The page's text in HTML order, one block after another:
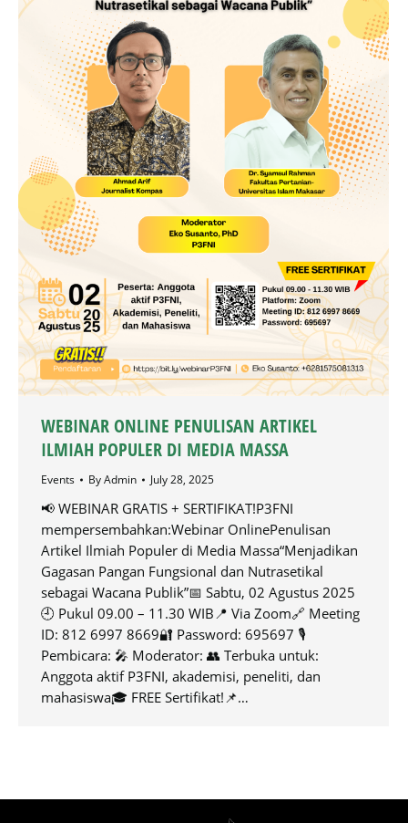
WEBINAR ONLINE PENULISAN ARTIKEL
ILMIAH POPULER DI MEDIA MASSA
Events ByAdmin July 28, 2025
📢 WEBINAR GRATIS + SERTIFIKAT!P3FNI
mempersembahkan:Webinar OnlinePenulisan
Artikel Ilmiah Populer di Media Massa“Menjadikan
Gagasan Pangan Fungsional dan Nutrasetikal
sebagai Wacana Publik”📅 Sabtu, 02 Agustus 2025
🕘 Pukul 09.00 – 11.30 WIB📍 Via Zoom🔗 Meeting
ID: 812 6997 8669🔐 Password: 695697 🎙
Pembicara: 🎤 Moderator: 👥 Terbuka untuk:
Anggota aktif P3FNI, akademisi, peneliti, dan
mahasiswa🎓 FREE Sertifikat!📌…